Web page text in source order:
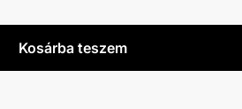
Kosárba teszem